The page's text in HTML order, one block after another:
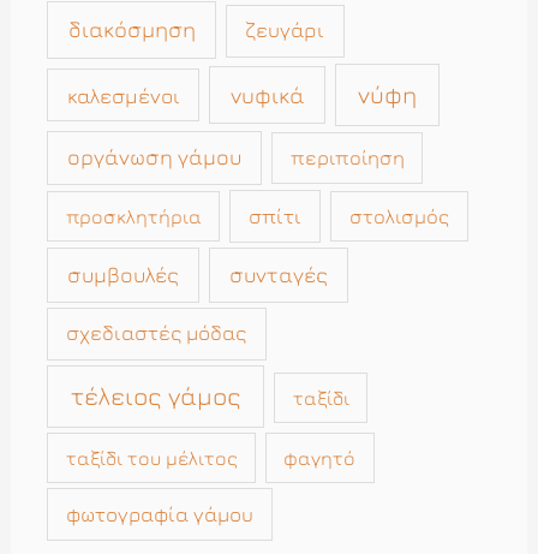
διακόσμηση ζευγάρι
καλεσμένοι νυφικά νύφη
οργάνωση γάμου περιποίηση
προσκλητήρια σπίτι στολισμός
συμβουλές συνταγές
σχεδιαστές μόδας
τέλειος γάμος ταξίδι
ταξίδι του μέλιτος φαγητό
φωτογραφία γάμου